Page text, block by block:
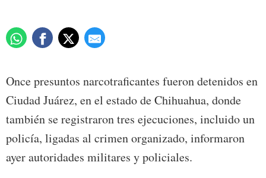
Once presuntos narcotraficantes fueron detenidos en
Ciudad Juárez, en el estado de Chihuahua, donde
también se registraron tres ejecuciones, incluido un
policía, ligadas al crimen organizado, informaron
ayer autoridades militares y policiales.